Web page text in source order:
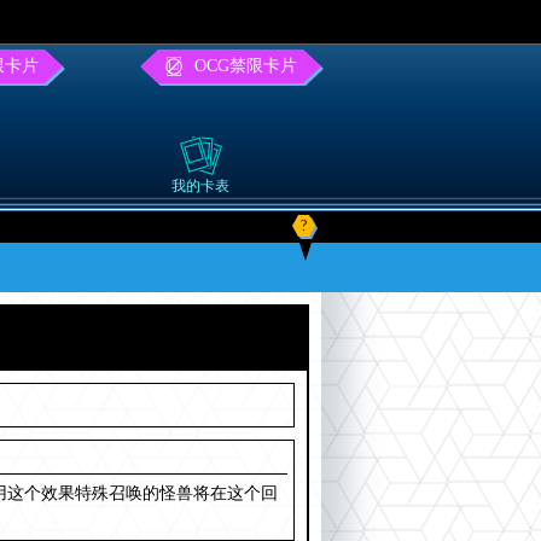
卡片 OCG禁限卡片
我的卡表
?
个效果特殊召唤的怪兽将在这个回